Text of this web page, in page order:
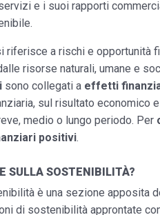
e i suoi rapporti
riferisce a rischi e opportunità
risorse naturali, umane e
sono collegati a effetti
sul risultato economico
medio o lungo periodo. Per
positivi.
SULLA SOSTENIBILITÀ?
è una sezione apposita
di sostenibilità approntate